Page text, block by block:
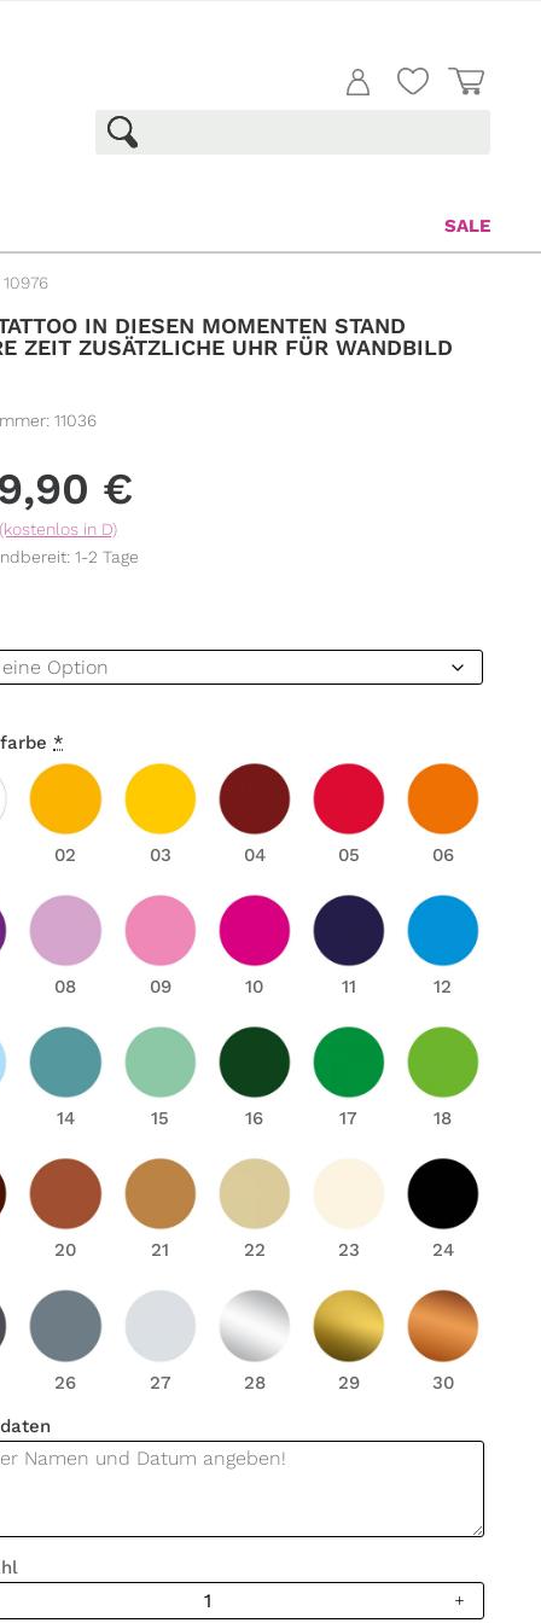
SALE
IN DIESEN MOMENTEN STAND
ZEIT ZUSÄTZLICHE UHR FÜR WANDBILD
11036
€
in D)
1-2 Tage
*
02 03 04 05 06
08 09 10 11 12
14 15 16 17 18
20 21 22 23 24
26 27 28 29
30